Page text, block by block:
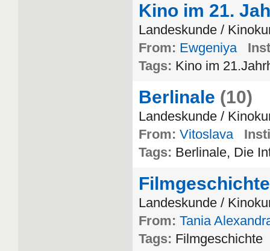
Kino im 21.
Landeskunde /
From: Ewgeniya
Tags: Kino im 21.
Berlinale (10)
Landeskunde /
From: Vitoslava
Tags: Berlinale, Die
Filmgeschichte
Landeskunde /
From: Tania
Tags: Filmgeschichte